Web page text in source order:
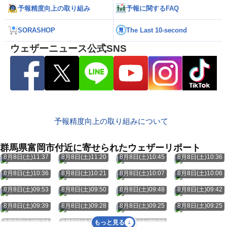
予報精度向上の取り組み 予報に関するFAQ
SORASHOP The Last 10-second
ウェザーニュース公式SNS
予報精度向上の取り組みについて
群馬県富岡市付近に寄せられたウェザーリポート
8月8日(土)11:37 8月8日(土)11:20 8月8日(土)10:45 8月8日(土)10:36
8月8日(土)10:36 8月8日(土)10:21 8月8日(土)10:07 8月8日(土)10:06
8月8日(土)09:53 8月8日(土)09:50 8月8日(土)09:48 8月8日(土)09:42
8月8日(土)09:39 8月8日(土)09:28 8月8日(土)09:25 8月8日(土)09:25
8月8日(土)09:24 8月8日(土)09:24 8月8日(土)09:23
もっと見る